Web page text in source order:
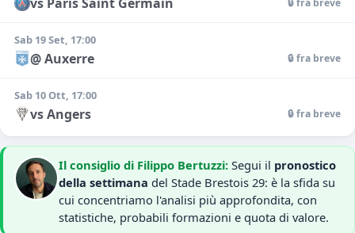
🔒 fra breve
Sab 19 Set, 17:00
@ Auxerre 🔒 fra breve
Sab 10 Ott, 17:00
vs Angers 🔒 fra breve
Il consiglio di Filippo Bertuzzi: Segui il pronostico
della settimana del Stade Brestois 29: è la sfida su
cui concentriamo l'analisi più approfondita, con
statistiche, probabili formazioni e quota di valore.